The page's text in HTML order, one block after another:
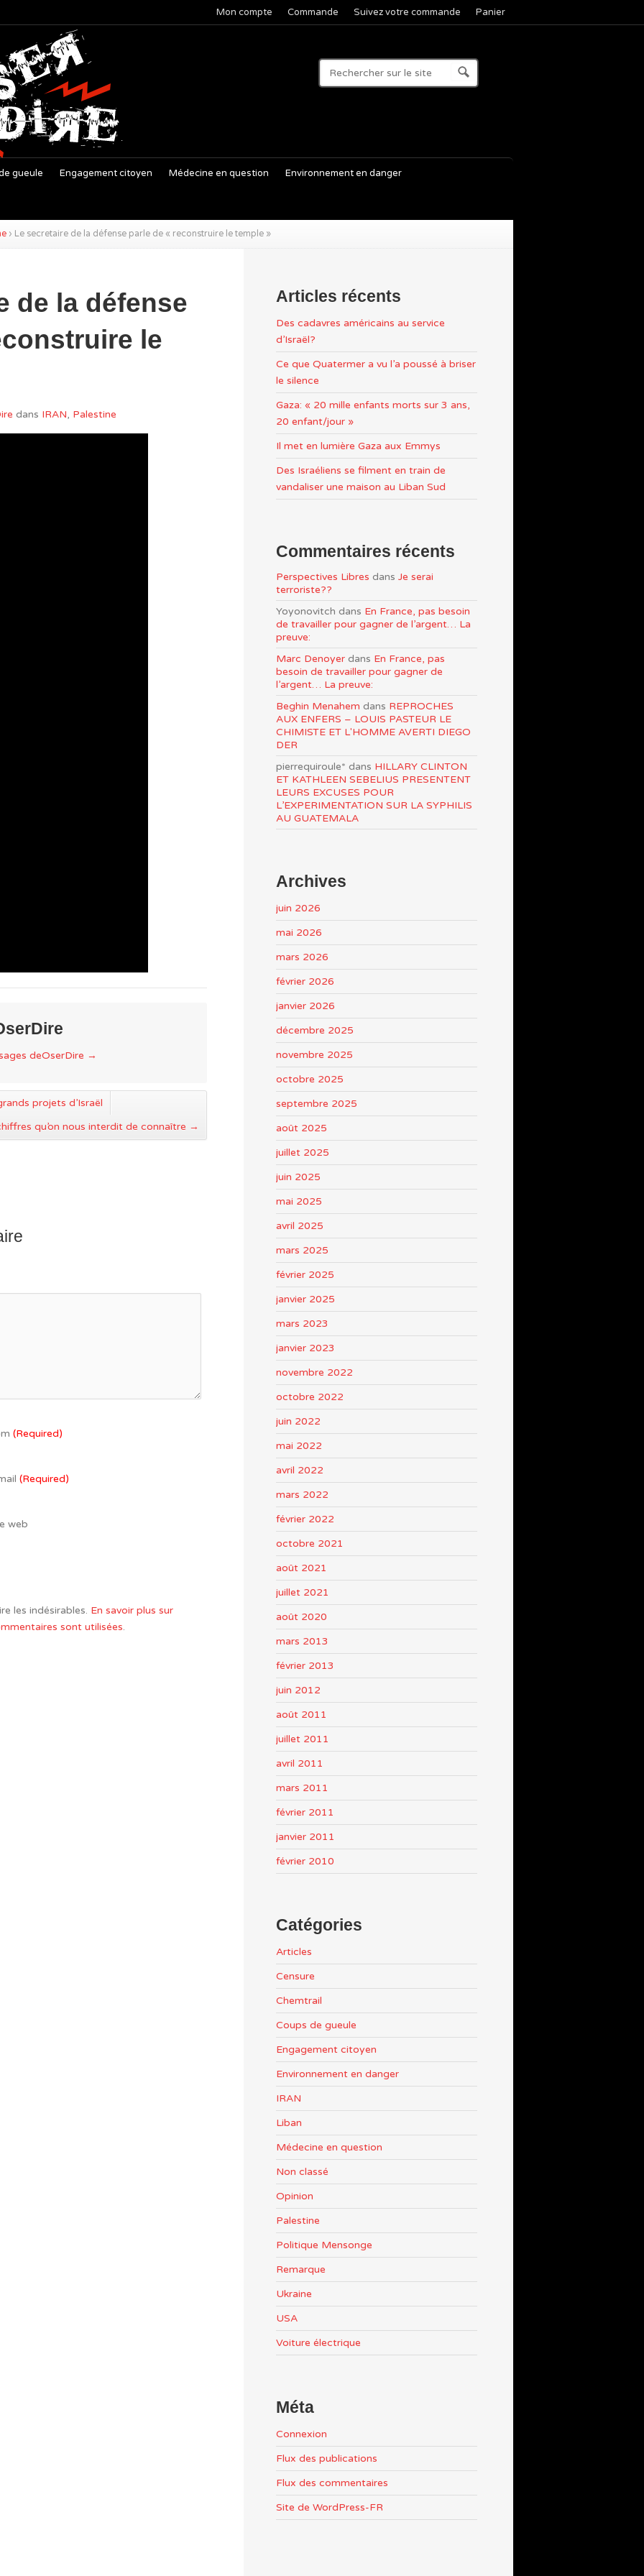
Mon compte Commande Suivez votre commande Panier
gueule Engagement citoyen Médecine en question Environnement en danger
› Le secretaire de la défense parle de « reconstruire le temple »
de la défense
le
dans IRAN, Palestine
deOserDire →
projets d’Israël
qu’on nous interdit de connaître →
(Required)
(Required)
web
les indésirables. En savoir plus sur
sont utilisées.
Articles récents
Des cadavres américains au service
d’Israël?
Ce que Quatermer a vu l’a poussé à briser
le silence
Gaza: « 20 mille enfants morts sur 3 ans,
20 enfant/jour »
Il met en lumière Gaza aux Emmys
Des Israéliens se filment en train de
vandaliser une maison au Liban Sud
Commentaires récents
Perspectives Libres dans Je serai
terroriste??
Yoyonovitch dans En France, pas besoin
de travailler pour gagner de l’argent… La
preuve:
Marc Denoyer dans En France, pas
besoin de travailler pour gagner de
l’argent… La preuve:
Beghin Menahem dans REPROCHES
AUX ENFERS – LOUIS PASTEUR LE
CHIMISTE ET L'HOMME AVERTI DIEGO
DER
pierrequiroule* dans HILLARY CLINTON
ET KATHLEEN SEBELIUS PRESENTENT
LEURS EXCUSES POUR
L’EXPERIMENTATION SUR LA SYPHILIS
AU GUATEMALA
Archives
juin 2026
mai 2026
mars 2026
février 2026
janvier 2026
décembre 2025
novembre 2025
octobre 2025
septembre 2025
août 2025
juillet 2025
juin 2025
mai 2025
avril 2025
mars 2025
février 2025
janvier 2025
mars 2023
janvier 2023
novembre 2022
octobre 2022
juin 2022
mai 2022
avril 2022
mars 2022
février 2022
octobre 2021
août 2021
juillet 2021
août 2020
mars 2013
février 2013
juin 2012
août 2011
juillet 2011
avril 2011
mars 2011
février 2011
janvier 2011
février 2010
Catégories
Articles
Censure
Chemtrail
Coups de gueule
Engagement citoyen
Environnement en danger
IRAN
Liban
Médecine en question
Non classé
Opinion
Palestine
Politique Mensonge
Remarque
Ukraine
USA
Voiture électrique
Méta
Connexion
Flux des publications
Flux des commentaires
Site de WordPress-FR